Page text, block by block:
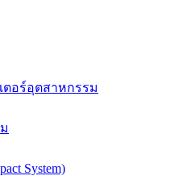
อร์อุตสาหกรรม
System)